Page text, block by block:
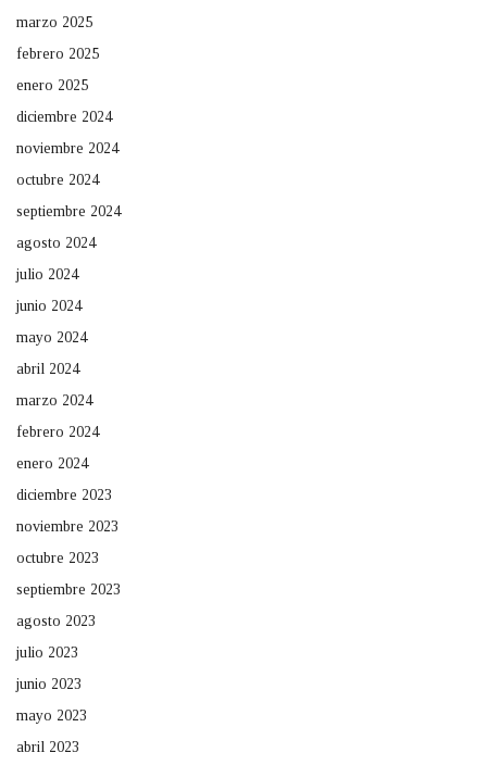
marzo 2025
febrero 2025
enero 2025
diciembre 2024
noviembre 2024
octubre 2024
septiembre 2024
agosto 2024
julio 2024
junio 2024
mayo 2024
abril 2024
marzo 2024
febrero 2024
enero 2024
diciembre 2023
noviembre 2023
octubre 2023
septiembre 2023
agosto 2023
julio 2023
junio 2023
mayo 2023
abril 2023